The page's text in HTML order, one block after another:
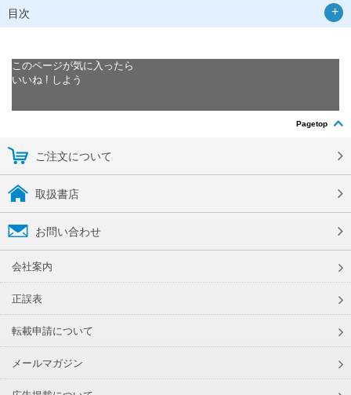
目次
このページが気に入ったら
いいね ! しよう
Pagetop
ご注文について
取扱書店
お問い合わせ
会社案内
正誤表
転載申請について
メールマガジン